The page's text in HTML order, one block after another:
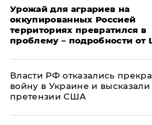
Урожай для аграриев на
оккупированных Россией
территориях превратился в
проблему – подробности от
Власти РФ отказались
войну в Украине и высказали
претензии США